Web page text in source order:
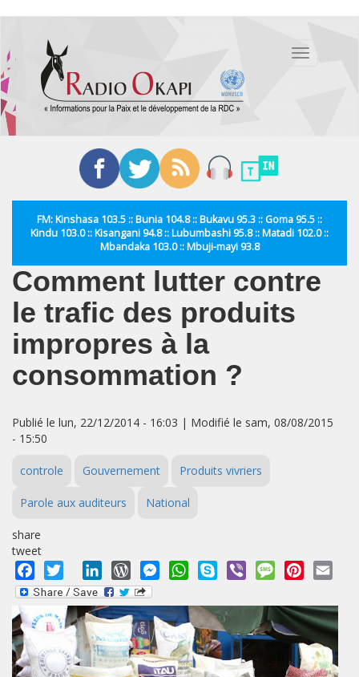
contenu
principal
Toggle
FM: Kinshasa 103.5 :: Bunia 104.8 :: Bukavu 95.3 :: Goma 95.5 ::
Kindu 103.0 :: Kisangani 94.8 :: Lubumbashi 95.8 :: Matadi 102.0 ::
Mbandaka 103.0 :: Mbuji-mayi 93.8
Comment lutter contre
le trafic des produits
impropres à la
consommation ?
Publié le lun, 22/12/2014 - 16:03 | Modifié le sam, 08/08/2015
- 15:50
controle Gouvernement Produits vivriers
Parole aux auditeurs National
share
tweet
Facebook
Twitter LinkedInWordPressMessengerWhatsApp
Skype Viber MessagePinterest